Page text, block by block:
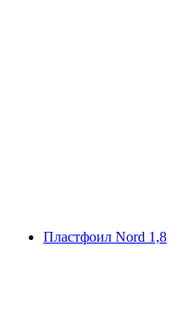
Плaстфoил Nord 1,8